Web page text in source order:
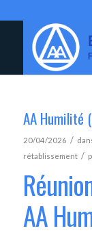
AA Humilité
20/04/2026 /
rétablissement /
AA